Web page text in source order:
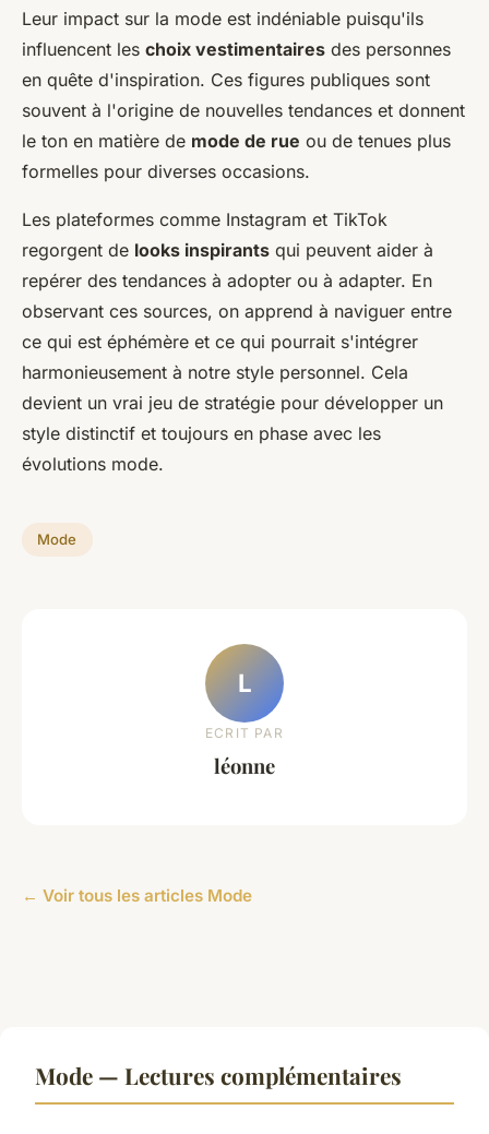
Leur impact sur la mode est indéniable puisqu'ils
influencent les choix vestimentaires des personnes
en quête d'inspiration. Ces figures publiques sont
souvent à l'origine de nouvelles tendances et donnent
le ton en matière de mode de rue ou de tenues plus
formelles pour diverses occasions.
Les plateformes comme Instagram et TikTok
regorgent de looks inspirants qui peuvent aider à
repérer des tendances à adopter ou à adapter. En
observant ces sources, on apprend à naviguer entre
ce qui est éphémère et ce qui pourrait s'intégrer
harmonieusement à notre style personnel. Cela
devient un vrai jeu de stratégie pour développer un
style distinctif et toujours en phase avec les
évolutions mode.
Mode
L
ECRIT PAR
léonne
← Voir tous les articles Mode
Mode — Lectures complémentaires